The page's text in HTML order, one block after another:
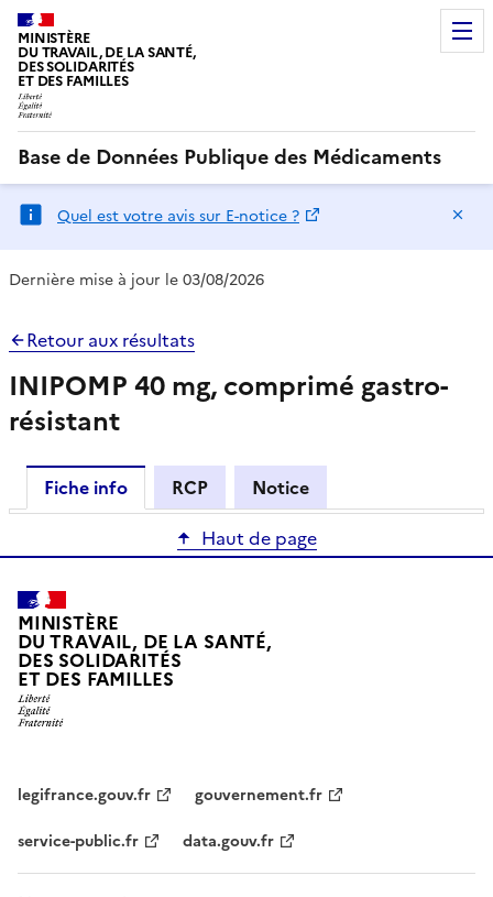
MINISTÈRE
DU TRAVAIL, DE LA SANTÉ,
DES SOLIDARITÉS
ET DES FAMILLES
Base de Données Publique des Médicaments
Quel est votre avis sur E-notice ?
Dernière mise à jour le 03/08/2026
Retour aux résultats
INIPOMP 40 mg, comprimé gastro-
résistant
Fiche info RCP
Notice
Haut de page
MINISTÈRE
DU TRAVAIL, DE LA SANTÉ,
DES SOLIDARITÉS
ET DES FAMILLES
legifrance.gouv.fr
gouvernement.fr
service-public.fr
data.gouv.fr